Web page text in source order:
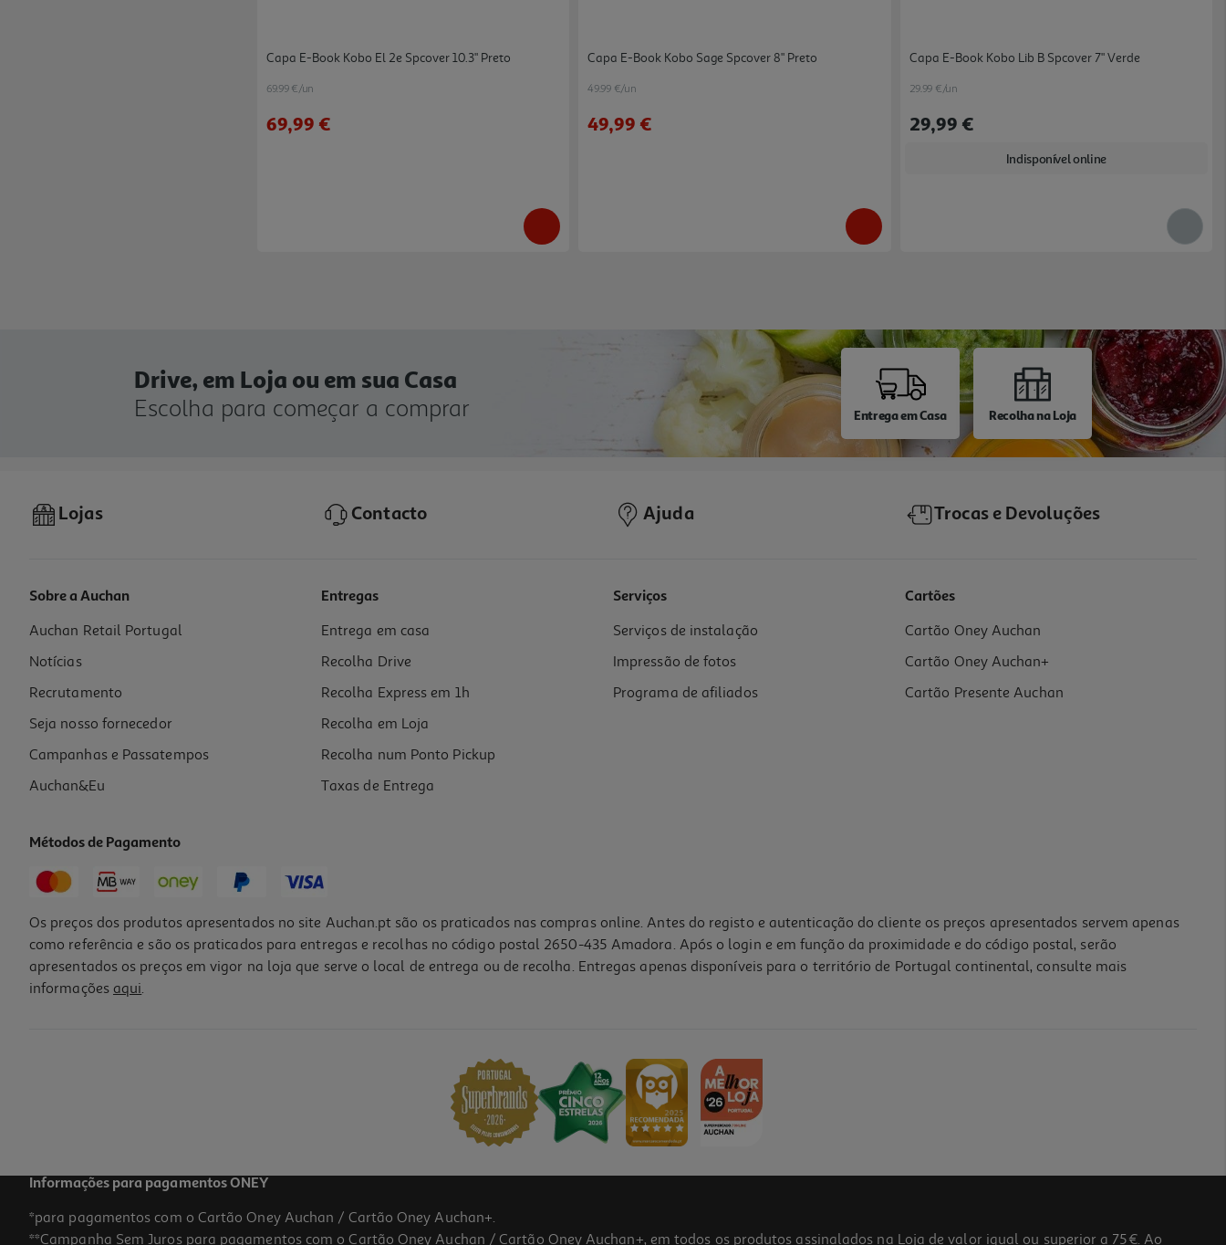
Capa E-Book Kobo El 2e Spcover 10.3" Preto
69.99 €/un
69,99 €
Capa E-Book Kobo Sage Spcover 8" Preto
49.99 €/un
49,99 €
Capa E-Book Kobo Lib B Spcover 7" Verde
29.99 €/un
29,99 €
Indisponível online
Drive, em Loja ou em sua Casa
Escolha para começar a comprar
Entrega em Casa Recolha na Loja
Lojas Contacto Ajuda Trocas e Devoluções
Sobre a Auchan
Auchan Retail Portugal
Notícias
Recrutamento
Seja nosso fornecedor
Campanhas e Passatempos
Auchan&Eu
Entregas
Entrega em casa
Recolha Drive
Recolha Express em 1h
Recolha em Loja
Recolha num Ponto Pickup
Taxas de Entrega
Serviços
Serviços de instalação
Impressão de fotos
Programa de afiliados
Cartões
Cartão Oney Auchan
Cartão Oney Auchan+
Cartão Presente Auchan
Métodos de Pagamento
Os preços dos produtos apresentados no site Auchan.pt são os praticados nas compras online. Antes do registo e autenticação do cliente os preços apresentados servem apenas
como referência e são os praticados para entregas e recolhas no código postal 2650-435 Amadora. Após o login e em função da proximidade e do código postal, serão
apresentados os preços em vigor na loja que serve o local de entrega ou de recolha. Entregas apenas disponíveis para o território de Portugal continental, consulte mais
informações aqui.
Informações para pagamentos ONEY
*para pagamentos com o Cartão Oney Auchan / Cartão Oney Auchan+.
**Campanha Sem Juros para pagamentos com o Cartão Oney Auchan / Cartão Oney Auchan+, em todos os produtos assinalados na Loja de valor igual ou superior a 75€. Ao